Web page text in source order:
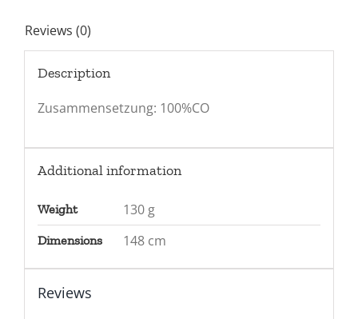
Reviews (0)
Description
Zusammensetzung: 100%CO
Additional information
Weight 130 g
Dimensions 148 cm
Reviews